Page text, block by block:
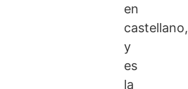
en
castellano,
y
es
la